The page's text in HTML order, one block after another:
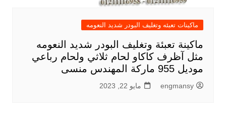
ماكينات تعبئه وتغليف البودر شديد النعومه
ماكينة تعبئة وتغليف البودر شديد النعومه
مثل آظرف كاكاو لحام ثلاثي ولحام رباعي
موديل 955 ماركة المهندس منسى
engmansy مايو 22, 2023